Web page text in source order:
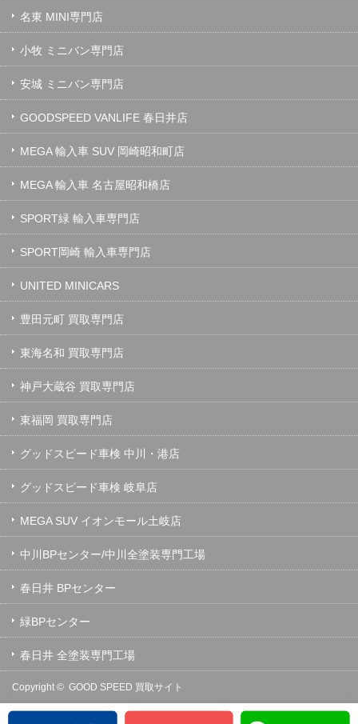
名東 MINI専門店
小牧 ミニバン専門店
安城 ミニバン専門店
GOODSPEED VANLIFE 春日井店
MEGA 輸入車 SUV 岡崎昭和町店
MEGA 輸入車 名古屋昭和橋店
SPORT緑 輸入車専門店
SPORT岡崎 輸入車専門店
UNITED MINICARS
豊田元町 買取専門店
東海名和 買取専門店
神戸大蔵谷 買取専門店
東福岡 買取専門店
グッドスピード車検 中川・港店
グッドスピード車検 岐阜店
MEGA SUV イオンモール土岐店
中川BPセンター/中川全塗装専門工場
春日井 BPセンター
緑BPセンター
春日井 全塗装専門工場
Copyright © GOOD SPEED 買取サイト